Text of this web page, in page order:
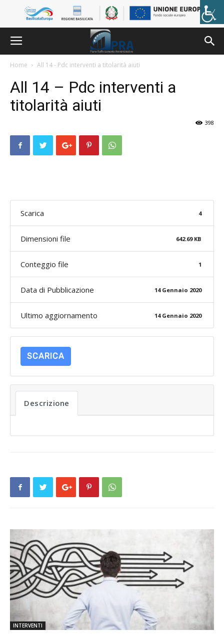
content
Home All 14 - Pdc interventi a titolarità aiuti
All 14 – Pdc interventi a
titolarità aiuti
398
Scarica 4
Dimensioni file 642.69 KB
Conteggio file 1
Data di Pubblicazione 14 Gennaio 2020
Ultimo aggiornamento 14 Gennaio 2020
SCARICA
Descrizione
INTERVENTI